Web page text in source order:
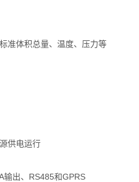
准体积总量、温度、压力等
供电运行
出、RS485和GPRS